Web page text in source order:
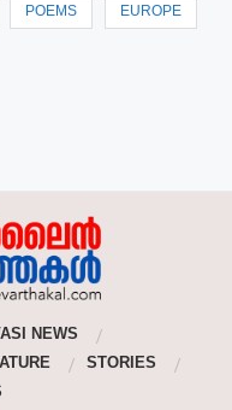
POEMS EUROPE
NEWS
STORIES